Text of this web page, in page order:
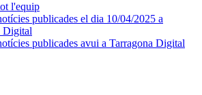
l'equip
publicades el dia 10/04/2025 a
Digital
publicades avui a Tarragona Digital